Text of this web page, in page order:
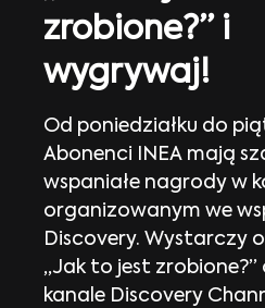
zrobione?” i
wygrywaj!
Od poniedziałku do
Abonenci INEA mają
wspaniałe nagrody w
organizowanym we
Discovery. Wystarczy
„Jak to jest zrobione?”
kanale Discovery